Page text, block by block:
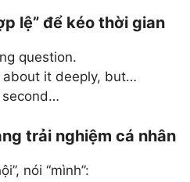
lệ” để kéo thời gian
question.
about it deeply, but…
second…
trải nghiệm cá nhân
nói “mình”: